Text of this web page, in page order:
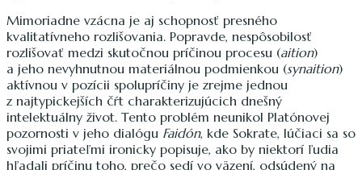
Mimoriadne vzácna je aj schopnosť presného
kvalitatívneho rozlišovania. Popravde, nespôsobilosť
rozlišovať medzi skutočnou príčinou procesu (aition)
a jeho nevyhnutnou materiálnou podmienkou (synaition)
aktívnou v pozícii spolupríčiny je zrejme jednou
z najtypickejších čŕt charakterizujúcich dnešný
intelektuálny život. Tento problém neunikol Platónovej
pozornosti v jeho dialógu Faidón, kde Sokrate, lúčiaci sa so
svojimi priateľmi ironicky popisuje, ako by niektorí ľudia
hľadali príčinu toho, prečo sedí vo väzení, odsúdený na